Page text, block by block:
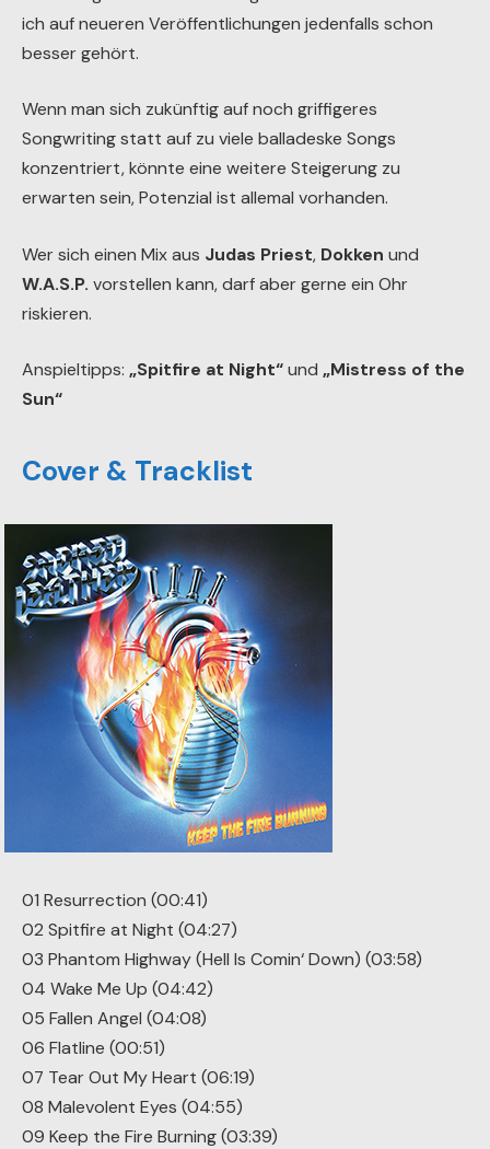
ich auf neueren Veröffentlichungen jedenfalls schon
besser gehört.
Wenn man sich zukünftig auf noch griffigeres
Songwriting statt auf zu viele balladeske Songs
konzentriert, könnte eine weitere Steigerung zu
erwarten sein, Potenzial ist allemal vorhanden.
Wer sich einen Mix aus Judas Priest, Dokken und
W.A.S.P. vorstellen kann, darf aber gerne ein Ohr
riskieren.
Anspieltipps: „Spitfire at Night“und „Mistress of the
Sun“
Cover & Tracklist
01 Resurrection (00:41)
02 Spitfire at Night (04:27)
03 Phantom Highway (Hell Is Comin‘ Down) (03:58)
04 Wake Me Up (04:42)
05 Fallen Angel (04:08)
06 Flatline (00:51)
07 Tear Out My Heart (06:19)
08 Malevolent Eyes (04:55)
09 Keep the Fire Burning (03:39)